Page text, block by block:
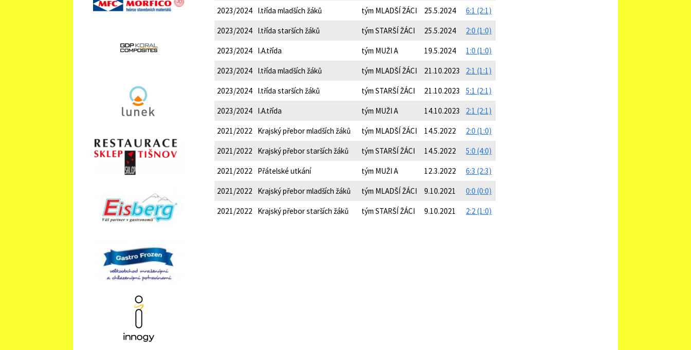
2023/2024 I.třída mladších žáků tým MLADŠÍ ŽÁCI 25.5.2024 6:1 (2:1)
2023/2024 I.třída starších žáků tým STARŠÍ ŽÁCI 25.5.2024 2:0 (1:0)
2023/2024 I.A.třída tým MUŽI A 19.5.2024 1:0 (1:0)
2023/2024 I.třída mladších žáků tým MLADŠÍ ŽÁCI 21.10.2023 2:1 (1:1)
2023/2024 I.třída starších žáků tým STARŠÍ ŽÁCI 21.10.2023 5:1 (2:1)
2023/2024 I.A.třída tým MUŽI A 14.10.2023 2:1 (2:1)
2021/2022 Krajský přebor mladších žáků tým MLADŠÍ ŽÁCI 14.5.2022 2:0 (1:0)
2021/2022 Krajský přebor starších žáků tým STARŠÍ ŽÁCI 14.5.2022 5:0 (4:0)
2021/2022 Přátelské utkání tým MUŽI A 12.3.2022 6:3 (2:3)
2021/2022 Krajský přebor mladších žáků tým MLADŠÍ ŽÁCI 9.10.2021 0:0 (0:0)
2021/2022 Krajský přebor starších žáků tým STARŠÍ ŽÁCI 9.10.2021 2:2 (1:0)